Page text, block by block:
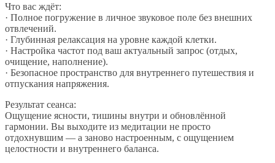
Что вас ждёт:
· Полное погружение в личное звуковое поле без внешних
отвлечений.
· Глубинная релаксация на уровне каждой клетки.
· Настройка частот под ваш актуальный запрос (отдых,
очищение, наполнение).
· Безопасное пространство для внутреннего путешествия и
отпускания напряжения.
Результат сеанса:
Ощущение ясности, тишины внутри и обновлённой
гармонии. Вы выходите из медитации не просто
отдохнувшим — а заново настроенным, с ощущением
целостности и внутреннего баланса.